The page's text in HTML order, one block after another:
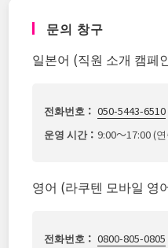
문의 창구
일본어 (직원 소개 캠페
전화번호： 050-5443-6510
운영 시간：9:00～17:00 (
영어 (라쿠텐 모바일 영
전화번호： 0800-805-0805